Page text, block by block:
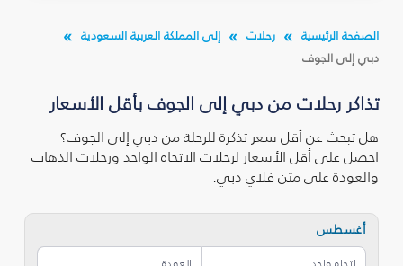
الصفحة الرئيسية رحلات
إلى المملكة العربية السعودية
دبي إلى الجوف
تذاكر رحلات من دبي إلى الجوف بأقل الأسعار
هل تبحث عن أقل سعر تذكرة للرحلة من دبي إلى الجوف؟
احصل على أقل الأسعار لرحلات الاتجاه الواحد ورحلات الذهاب
والعودة على متن فلاي دبي.
أغسطس